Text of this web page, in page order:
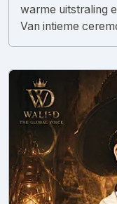
warme uitstraling
Van intieme